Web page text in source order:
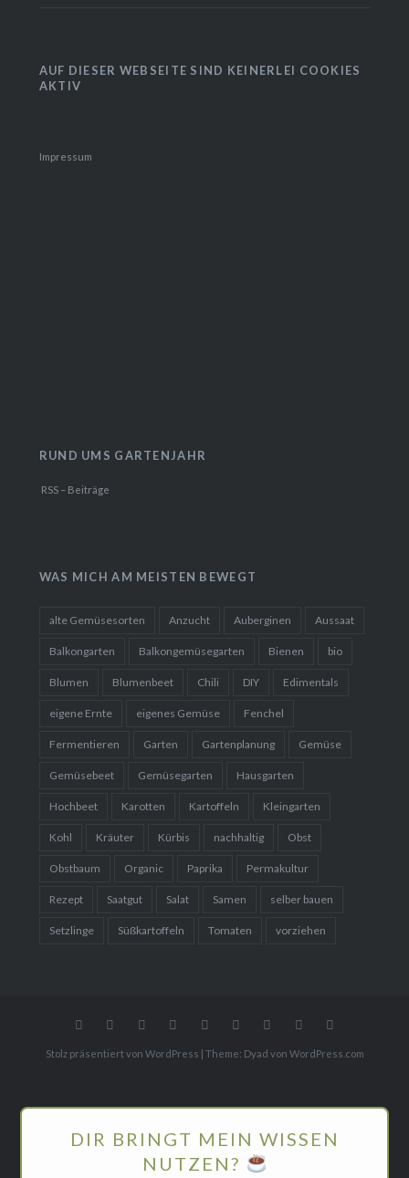
AUF DIESER WEBSEITE SIND KEINERLEI COOKIES
AKTIV
Impressum
RUND UMS GARTENJAHR
RSS – Beiträge
WAS MICH AM MEISTEN BEWEGT
alte Gemüsesorten Anzucht Auberginen Aussaat
Balkongarten Balkongemüsegarten Bienen bio
Blumen Blumenbeet Chili DIY Edimentals
eigene Ernte eigenes Gemüse Fenchel
Fermentieren Garten Gartenplanung Gemüse
Gemüsebeet Gemüsegarten Hausgarten
Hochbeet Karotten Kartoffeln Kleingarten
Kohl Kräuter Kürbis nachhaltig Obst
Obstbaum Organic Paprika Permakultur
Rezept Saatgut Salat Samen selber bauen
Setzlinge Süßkartoffeln Tomaten vorziehen
GemüseBlumen Gartenreisen
WebShop
GemüseObst Über
Mediakit
Stolz präsentiert von WordPress Theme: Dyad von WordPress.com
DIR BRINGT MEIN WISSEN
NUTZEN?